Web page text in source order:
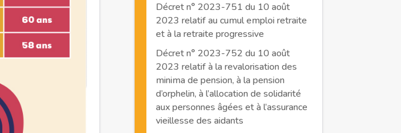
Décret n° 2023-751 du 10 août
2023 relatif au cumul emploi retraite
et à la retraite progressive
Décret n° 2023-752 du 10 août
2023 relatif à la revalorisation des
minima de pension, à la pension
d’orphelin, à l’allocation de solidarité
aux personnes âgées et à l’assurance
vieillesse des aidants